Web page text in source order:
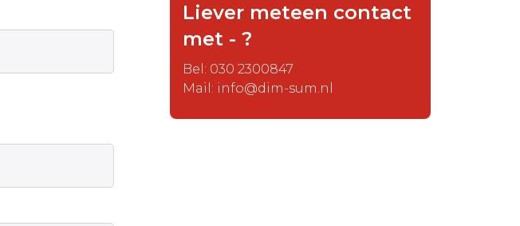
Liever meteen contact
met - ?
Bel: 030 2300847
Mail: info@dim-sum.nl